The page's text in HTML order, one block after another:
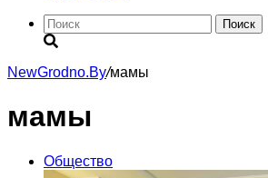
Поиск
NewGrodno.By/мамы
мамы
Общество